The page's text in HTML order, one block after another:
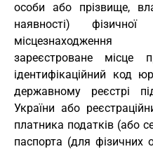
особи або прізвище,
наявності)
зареєстроване місце
ідентифікаційний код
державному реєстрі
України або
платника податків (або
паспорта (для фізичних